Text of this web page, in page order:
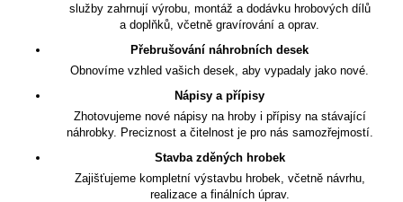
služby zahrnují výrobu, montáž a dodávku hrobových dílů
a doplňků, včetně gravírování a oprav.
Přebrušování náhrobních desek
Obnovíme vzhled vašich desek, aby vypadaly jako nové.
Nápisy a přípisy
Zhotovujeme nové nápisy na hroby i přípisy na stávající
náhrobky. Preciznost a čitelnost je pro nás samozřejmostí.
Stavba zděných hrobek
Zajišťujeme kompletní výstavbu hrobek, včetně návrhu,
realizace a finálních úprav.